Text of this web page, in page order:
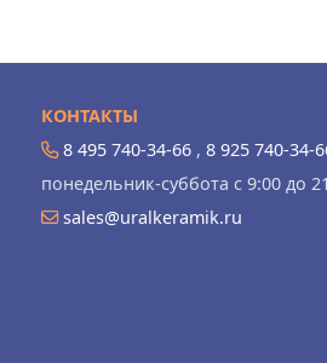
КОНТАКТЫ
8 495 740-34-66 , 8 925 740-34-
понедельник-суббота с 9:00 до
sales@uralkeramik.ru